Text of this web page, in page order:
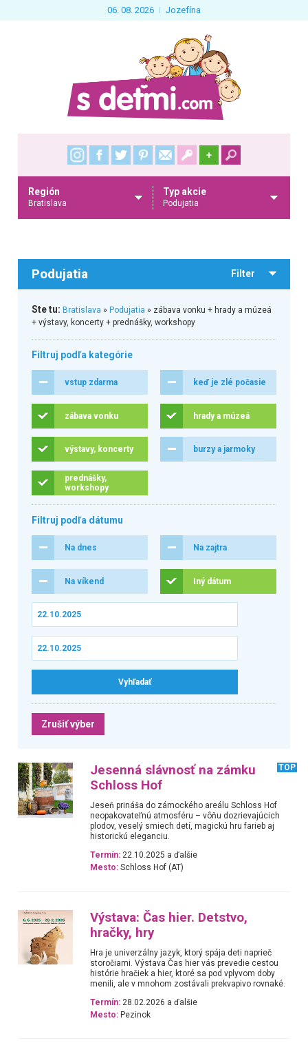
06. 08. 2026 Jozefína
+
Región
Bratislava
Typ akcie
Podujatia
Podujatia Filter
Ste tu: Bratislava » Podujatia » zábava vonku + hrady a múzeá
+ výstavy, koncerty + prednášky, workshopy
Filtruj podľa kategórie
vstup zdarma keď je zlé počasie
zábava vonku hrady a múzeá
výstavy, koncerty burzy a jarmoky
prednášky,
workshopy
Filtruj podľa dátumu
Na dnes Na zajtra
Na víkend Iný dátum
Zrušiť výber
Jesenná slávnosť na zámku
Schloss Hof
TOP
Jeseň prináša do zámockého areálu Schloss Hof
neopakovateľnú atmosféru – vôňu dozrievajúcich
plodov, veselý smiech detí, magickú hru farieb aj
historickú eleganciu.
Termín: 22.10.2025 a ďalšie
Mesto: Schloss Hof (AT)
Výstava: Čas hier. Detstvo,
hračky, hry
Hra je univerzálny jazyk, ktorý spája deti naprieč
storočiami. Výstava Čas hier vás prevedie cestou
histórie hračiek a hier, ktoré sa pod vplyvom doby
menili, ale v mnohom zostávali prekvapivo rovnaké.
Termín: 28.02.2026 a ďalšie
Mesto: Pezinok